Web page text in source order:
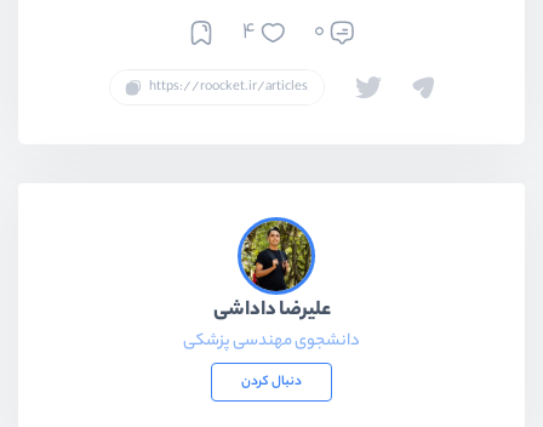
0
4
علیرضا داداشی
دانشجوی مهندسی پزشکی
دنبال کردن